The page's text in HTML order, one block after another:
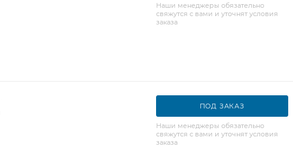
Наши менеджеры обязательно
свяжутся с вами и уточнят условия
заказа
ПОД ЗАКАЗ
Наши менеджеры обязательно
свяжутся с вами и уточнят условия
заказа